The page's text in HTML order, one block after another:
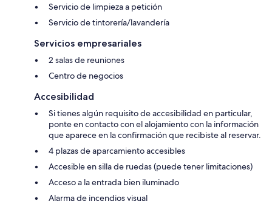
Servicio de limpieza a petición
Servicio de tintorería/lavandería
Servicios empresariales
2 salas de reuniones
Centro de negocios
Accesibilidad
Si tienes algún requisito de accesibilidad en particular,
ponte en contacto con el alojamiento con la información
que aparece en la confirmación que recibiste al reservar.
4 plazas de aparcamiento accesibles
Accesible en silla de ruedas (puede tener limitaciones)
Acceso a la entrada bien iluminado
Alarma de incendios visual